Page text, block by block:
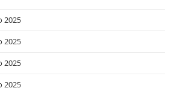
2025
2025
2025
2025